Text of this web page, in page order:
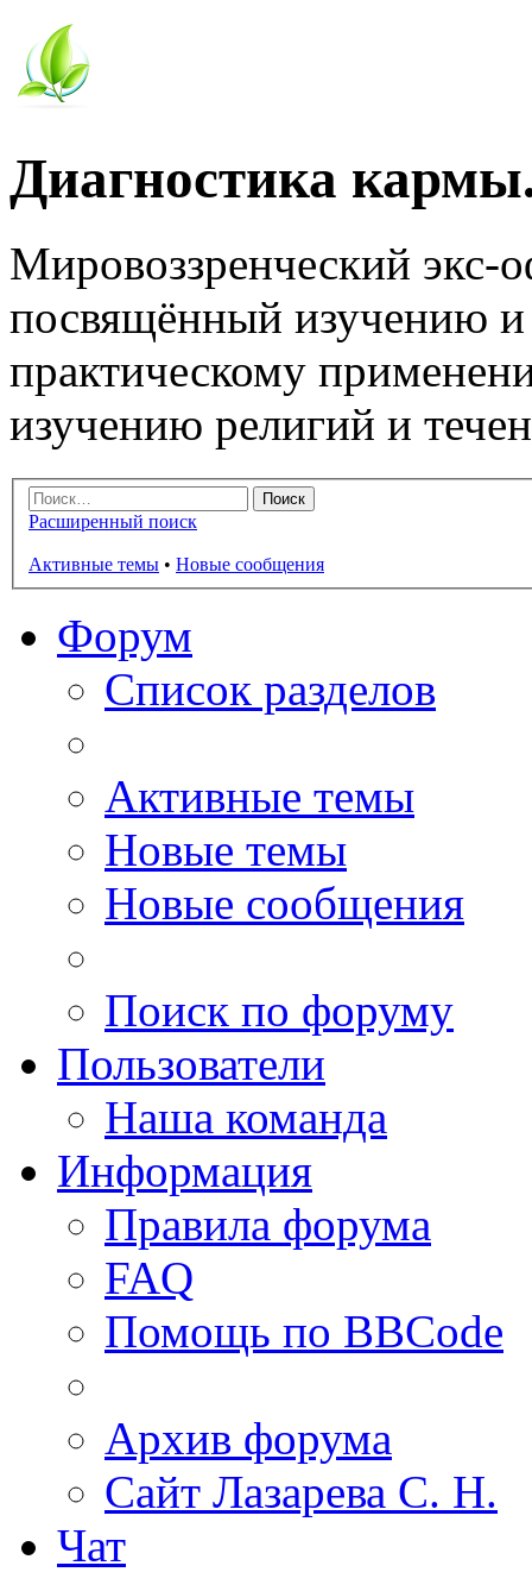
Диагностика
Мировоззренческий
посвящённый изучению
практическому
изучению религий и
Расширенный поиск
Активные темы • Новые сообщения
Форум
Список разделов
Активные темы
Новые темы
Новые сообщения
Поиск по форуму
Пользователи
Наша команда
Информация
Правила форума
FAQ
Помощь по BBCode
Архив форума
Сайт Лазарева С. Н.
Чат